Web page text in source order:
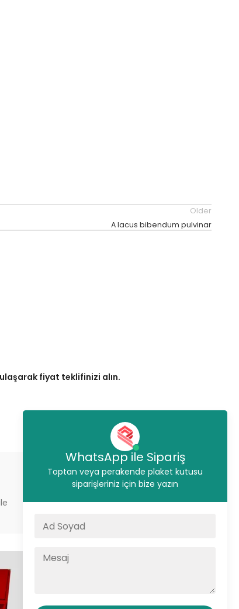
Older
A lacus bibendum pulvinar
fiyat teklifinizi alın.
STOKTAN GÖNDERİM
İstanbul’da aynı gün sevkiyat
veya depodan teslimat imkanı
WhatsApp ile Sipariş
Toptan veya perakende plaket kutusu
siparişleriniz için bize yazın